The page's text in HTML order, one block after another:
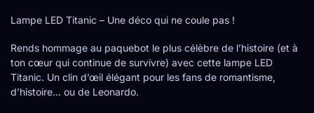
Lampe LED Titanic – Une déco qui ne coule pas !
Rends hommage au paquebot le plus célèbre de l’histoire (et à
ton cœur qui continue de survivre) avec cette lampe LED
Titanic. Un clin d’œil élégant pour les fans de romantisme,
d’histoire… ou de Leonardo.